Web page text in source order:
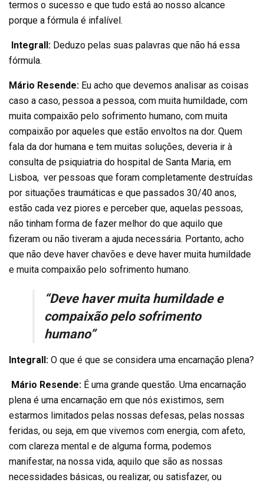
termos o sucesso e que tudo está ao nosso alcance
porque a fórmula é infalível.
Integrall: Deduzo pelas suas palavras que não há essa
fórmula.
Mário Resende: Eu acho que devemos analisar as coisas
caso a caso, pessoa a pessoa, com muita humildade, com
muita compaixão pelo sofrimento humano, com muita
compaixão por aqueles que estão envoltos na dor. Quem
fala da dor humana e tem muitas soluções, deveria ir à
consulta de psiquiatria do hospital de Santa Maria, em
Lisboa, ver pessoas que foram completamente destruídas
por situações traumáticas e que passados 30/40 anos,
estão cada vez piores e perceber que, aquelas pessoas,
não tinham forma de fazer melhor do que aquilo que
fizeram ou não tiveram a ajuda necessária. Portanto, acho
que não deve haver chavões e deve haver muita humildade
e muita compaixão pelo sofrimento humano.
“Deve haver muita humildade e
compaixão pelo sofrimento
humano”
Integrall: O que é que se considera uma encarnação plena?
Mário Resende: É uma grande questão. Uma encarnação
plena é uma encarnação em que nós existimos, sem
estarmos limitados pelas nossas defesas, pelas nossas
feridas, ou seja, em que vivemos com energia, com afeto,
com clareza mental e de alguma forma, podemos
manifestar, na nossa vida, aquilo que são as nossas
necessidades básicas, ou realizar, ou satisfazer, ou